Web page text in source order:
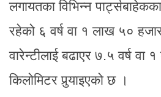
लगायतका विभिन्न
रहेको ६ वर्ष वा १ लाख ५०
वारेन्टीलाई बढाएर ७.५ वर्ष
किलोमिटर पुर्‍याइएको छ ।